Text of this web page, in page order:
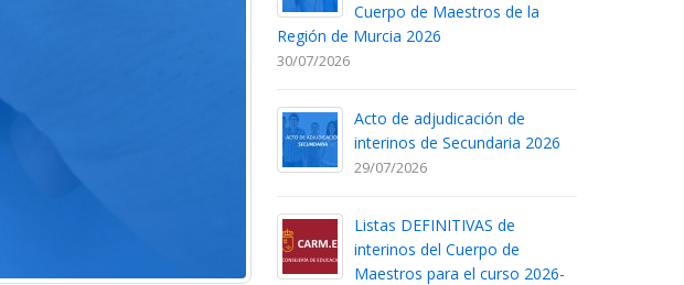
Cuerpo de Maestros de la
Región de Murcia 2026
30/07/2026
Acto de adjudicación de
interinos de Secundaria 2026
29/07/2026
Listas DEFINITIVAS de
interinos del Cuerpo de
Maestros para el curso 2026-